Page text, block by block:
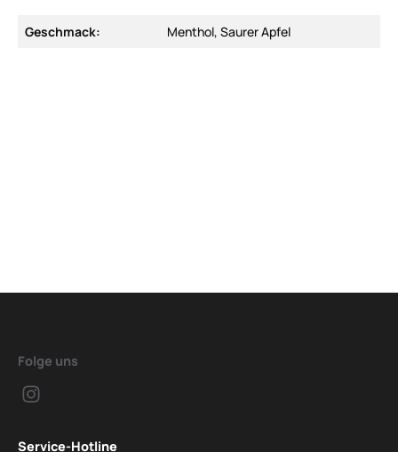
Geschmack: Menthol, Saurer Apfel
Folge uns
Service-Hotline